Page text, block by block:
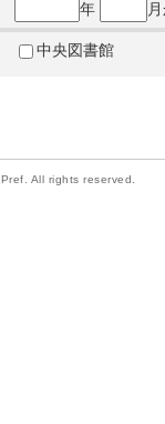
年
中央図書館
All rights reserved.